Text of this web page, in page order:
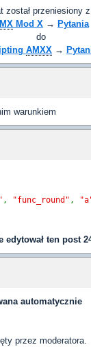
został przeniesiony
Mod X → Pytania
do
AMXX →
warunkiem
, "func_round" ,
edytował ten post
automatycznie
przez moderatora.